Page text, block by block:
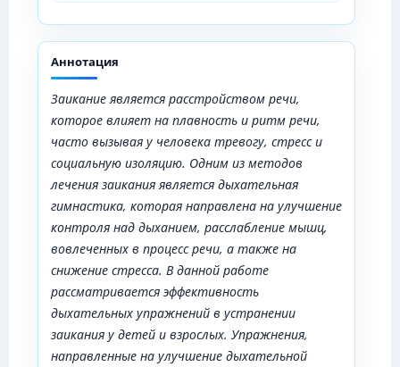
Аннотация
Заикание является расстройством речи,
которое влияет на плавность и ритм речи,
часто вызывая у человека тревогу, стресс и
социальную изоляцию. Одним из методов
лечения заикания является дыхательная
гимнастика, которая направлена на улучшение
контроля над дыханием, расслабление мышц,
вовлеченных в процесс речи, а также на
снижение стресса. В данной работе
рассматривается эффективность
дыхательных упражнений в устранении
заикания у детей и взрослых. Упражнения,
направленные на улучшение дыхательной